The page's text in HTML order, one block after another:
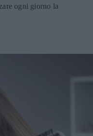
ogni giorno la